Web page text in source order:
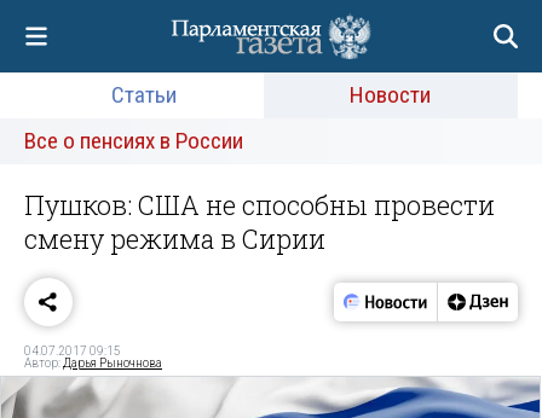
Статьи
Новости
Все о пенсиях в России
Пушков: США не способны провести
смену режима в Сирии
04.07.2017 09:15
Автор: Дарья Рыночнова